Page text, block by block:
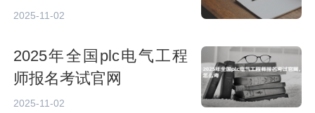
2025-11-02
2025年全国plc电气工程
师报名考试官网
2025-11-02